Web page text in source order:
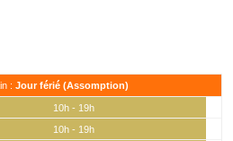
: Jour férié (Assomption)
10h - 19h
10h - 19h